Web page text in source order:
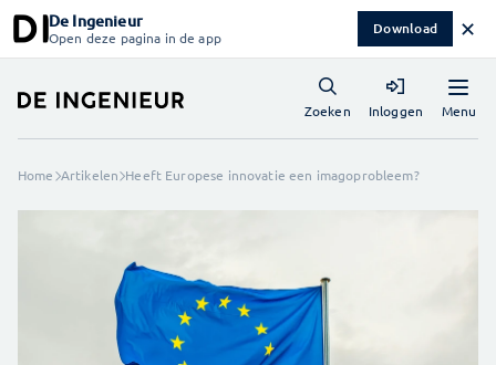
De Ingenieur
Open deze pagina in de app Download ✕
Menu
Zoeken Inloggen
Home Artikelen Heeft Europese innovatie een imagoprobleem?